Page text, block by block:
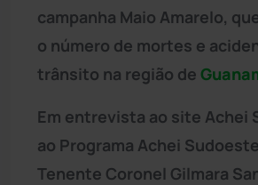
campanha Maio Amarelo,
o número de mortes e
trânsito na região de
Em entrevista ao site Achei
ao Programa Achei
Tenente Coronel Gilmara